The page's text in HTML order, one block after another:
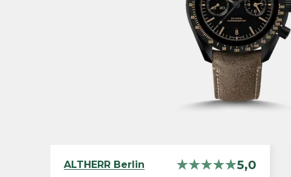
ALTHERR Berlin 5,0